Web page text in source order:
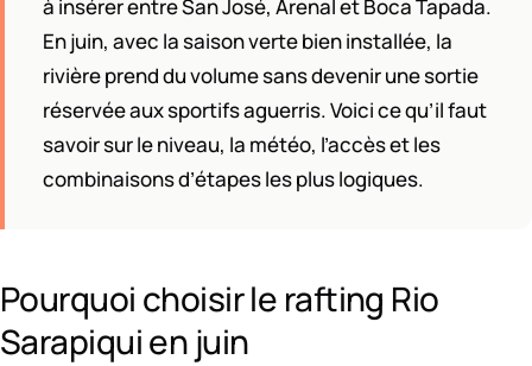
à insérer entre San José, Arenal et Boca Tapada.
En juin, avec la saison verte bien installée, la
rivière prend du volume sans devenir une sortie
réservée aux sportifs aguerris. Voici ce qu’il faut
savoir sur le niveau, la météo, l’accès et les
combinaisons d’étapes les plus logiques.
Pourquoi choisir le rafting Rio
Sarapiqui en juin